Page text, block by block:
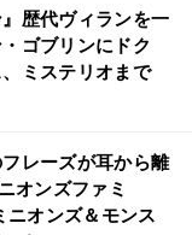
』歴代ヴィランを一
ゴブリンにドク
ミステリオまで
フレーズが耳から離
オンズファミ
ニオンズ＆モンス